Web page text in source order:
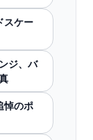
スケー
ジ、バ
悼のポ